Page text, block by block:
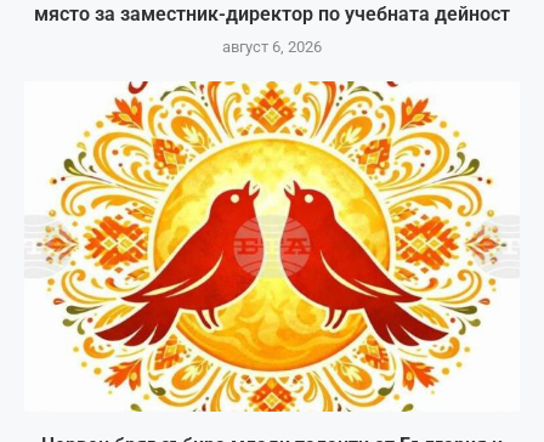
място за заместник-директор по учебната дейност
август 6, 2026